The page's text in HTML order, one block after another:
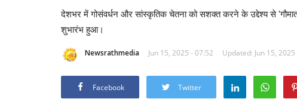
देशभर में गोसंवर्धन और सांस्कृतिक चेतना को सशक्त करने के उद्देश्य से 'गौमाता
शुभारंभ हुआ।
Newsrathmedia Jun 15, 2025 - 07:52 Updated: Jun 15, 2025
Facebook Twitter